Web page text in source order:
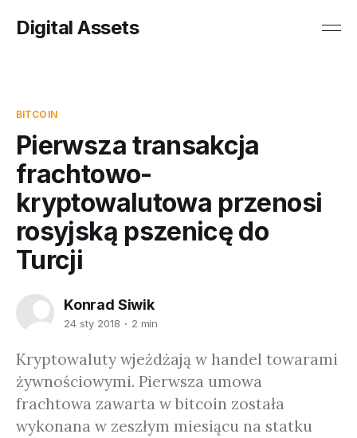
Digital Assets
BITCOIN
Pierwsza transakcja
frachtowo-
kryptowalutowa przenosi
rosyjską pszenicę do
Turcji
Konrad Siwik
24 sty 2018 2 min
Kryptowaluty wjeżdżają w handel towarami
żywnościowymi. Pierwsza umowa
frachtowa zawarta w bitcoin została
wykonana w zeszłym miesiącu na statku